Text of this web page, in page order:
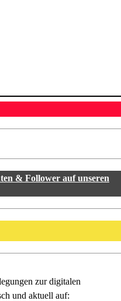
& Follower auf unseren
zur digitalen
und aktuell auf: